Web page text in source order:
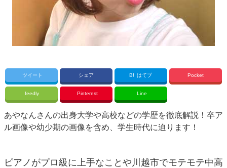
ツイート シェア B! はてブ Pocket
feedly Pinterest Line
あやなんさんの出身大学や高校などの学歴を徹底解説！卒ア
ル画像や幼少期の画像を含め、学生時代に迫ります！
ピアノがプロ級に上手なことや川越市でモテモテ中高